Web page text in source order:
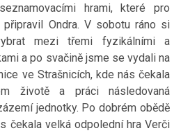
hrami, které pro
Ondra. V sobotu ráno si
mezi třemi fyzikálními a
a po svačině jsme se vydali na
ve Strašnicích, kde nás čekala
životě a práci následovaná
jednotky. Po dobrém obědě
čekala velká odpolední hra Verči